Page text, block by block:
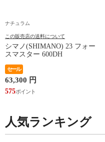
ナチュラム
この販売店の送料について
シマノ(SHIMANO) 23 フォー
スマスター 600DH
セール
63,300 円
575
人気ランキング